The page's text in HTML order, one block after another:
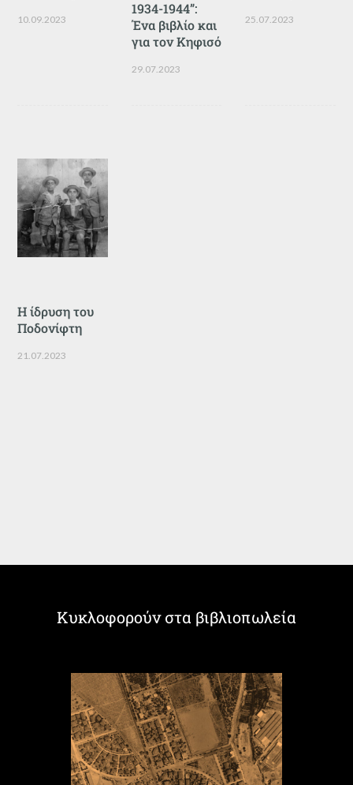
10.09.2023
1934-1944”:
Ένα βιβλίο και
για τον Κηφισό
29.07.2023
25.07.2023
Η ίδρυση του
Ποδονίφτη
21.07.2023
Κυκλοφορούν στα βιβλιοπωλεία